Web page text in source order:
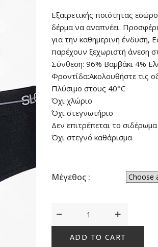
Εξαιρετικής ποιότητας
δέρμα να αναπνέει.
για την καθημερινή ένδυση,
παρέχουν ξεχωριστή άνεση
Σύνθεση: 96% Βαμβάκι 4%
Φροντίδα:Ακολουθήστε τις
Πλύσιμο στους 40°C
Όχι χλώριο
Όχι στεγνωτήριο
Δεν επιτρέπεται το σιδέρωμα
Όχι στεγνό καθάρισμα
Μέγεθος :
Men
Start
ADD TO CART